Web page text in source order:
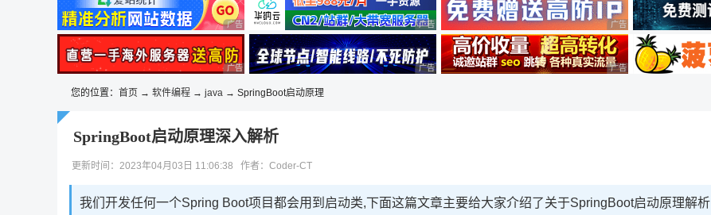
广告 商业广告，理性选择 广告 商业广告，理性选择 广告 商业广告，理性选择
广告 商业广告，理性选择 广告 商业广告，理性选择 广告 商业广告，理性选择
您的位置： 首页 → 软件编程 → java → SpringBoot启动原理
SpringBoot启动原理深入解析
更新时间：2023年04月03日 11:06:38 作者：Coder-CT
我们开发任何一个Spring Boot项目都会用到启动类,下面这篇文章主要给大家介绍了关于SpringBoot启动原理解析